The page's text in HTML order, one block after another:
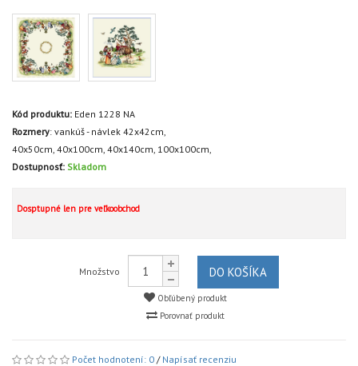
Kód produktu: Eden 1228 NA
Rozmery: vankúš - návlek 42x42cm,
40x50cm, 40x100cm, 40x140cm, 100x100cm,
Dostupnosť: Skladom
Dosptupné len pre veľkoobchod
Množstvo DO KOŠÍKA
Obľúbený produkt
Porovnať produkt
Počet hodnotení: 0 / Napísať recenziu